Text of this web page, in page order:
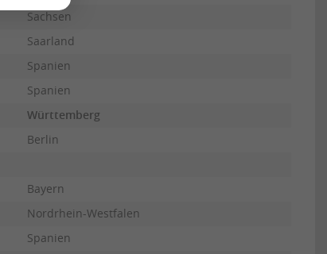
Sachsen
Saarland
Spanien
Spanien
Württemberg
Berlin
Bayern
Nordrhein-Westfalen
Spanien